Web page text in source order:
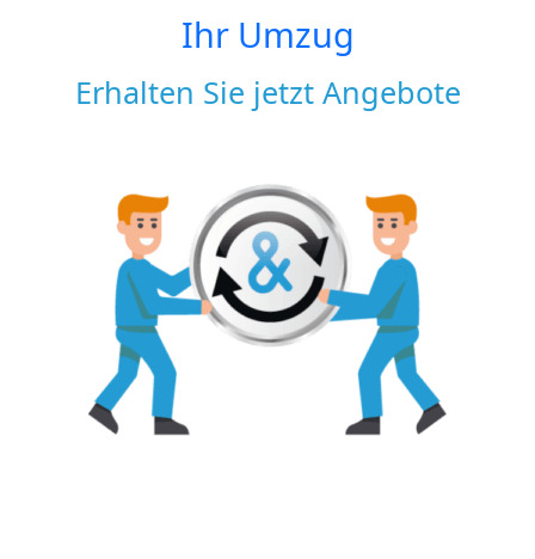
Ihr Umzug
Erhalten Sie jetzt Angebote